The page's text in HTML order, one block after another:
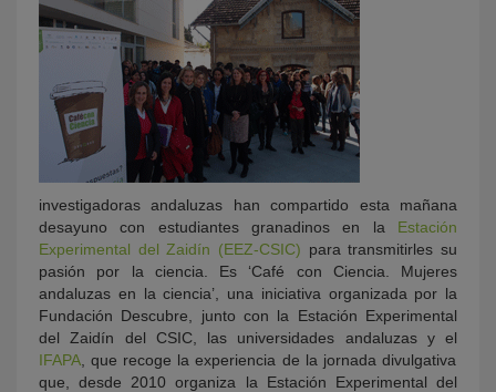
investigadoras andaluzas han compartido esta mañana
desayuno con estudiantes granadinos en la Estación
Experimental del Zaidín (EEZ-CSIC) para transmitirles su
pasión por la ciencia. Es ‘Café con Ciencia. Mujeres
andaluzas en la ciencia’, una iniciativa organizada por la
Fundación Descubre, junto con la Estación Experimental
del Zaidín del CSIC, las universidades andaluzas y el
IFAPA , que recoge la experiencia de la jornada divulgativa
que, desde 2010 organiza la Estación Experimental del